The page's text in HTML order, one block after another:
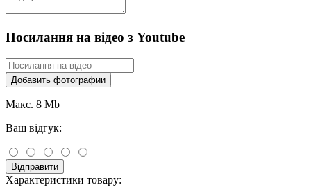
Посилання на відео з Youtube
Добавить фотографии
Макс. 8 Mb
Ваш відгук:
Відправити
Характеристики товару: